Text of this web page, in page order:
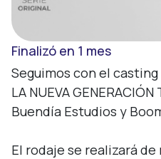
Finalizó en 1 mes
Seguimos con el casting
LA NUEVA
Buendía Estudios y
El rodaje se realizará